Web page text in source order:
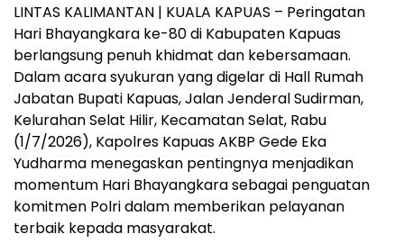
LINTAS KALIMANTAN | KUALA KAPUAS – Peringatan
Hari Bhayangkara ke-80 di Kabupaten Kapuas
berlangsung penuh khidmat dan kebersamaan.
Dalam acara syukuran yang digelar di Hall Rumah
Jabatan Bupati Kapuas, Jalan Jenderal Sudirman,
Kelurahan Selat Hilir, Kecamatan Selat, Rabu
(1/7/2026), Kapolres Kapuas AKBP Gede Eka
Yudharma menegaskan pentingnya menjadikan
momentum Hari Bhayangkara sebagai penguatan
komitmen Polri dalam memberikan pelayanan
terbaik kepada masyarakat.